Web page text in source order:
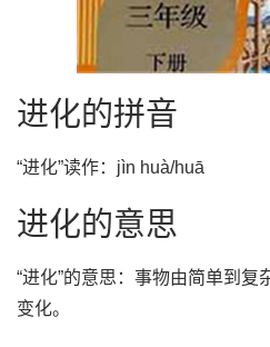
进化的拼音
“进化”读作：jìn huà/huā
进化的意思
“进化”的意思：事物由简单到
变化。